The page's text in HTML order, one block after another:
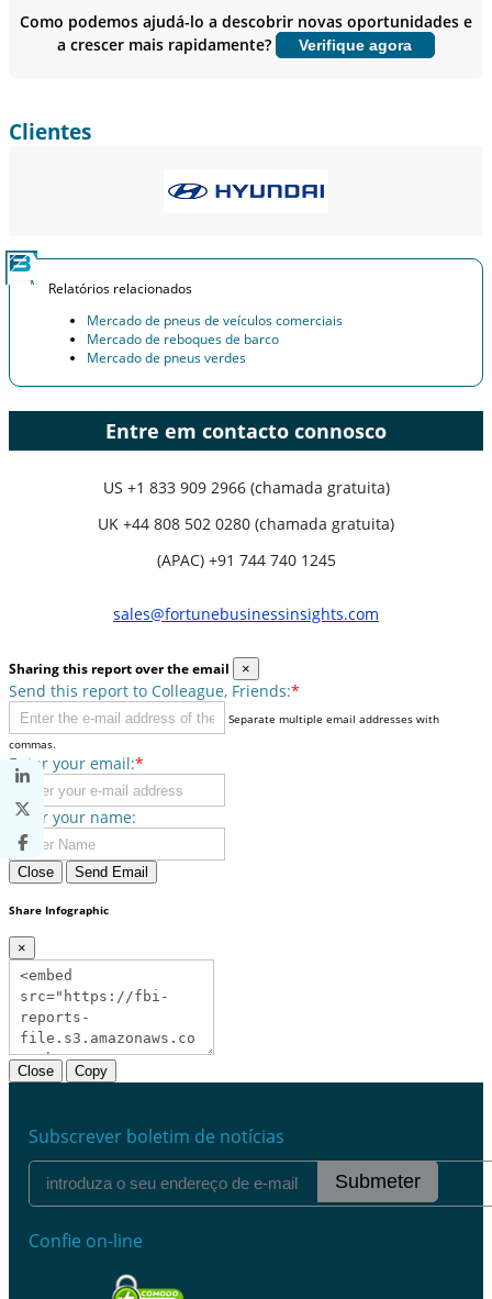
Personalizar agora
Como podemos ajudá-lo a descobrir novas oportunidades e
a crescer mais rapidamente?
Verifique agora
Clientes
Relatórios relacionados
Mercado de pneus de veículos comerciais
Mercado de reboques de barco
Mercado de pneus verdes
Entre em contacto connosco
US +1 833 909 2966 (chamada gratuita)
UK +44 808 502 0280 (chamada gratuita)
(APAC) +91 744 740 1245
sales@fortunebusinessinsights.com
Sharing this report over the email ×
Send this report to Colleague, Friends:*
Separate multiple email addresses with
commas.
Enter your email:*
Enter your name:
Close Send Email
Share Infographic
×
Close Copy
Subscrever boletim de notícias
Submeter
Confie on-line